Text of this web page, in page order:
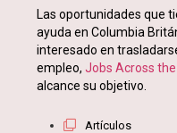
Las oportunidades que
ayuda en Columbia
interesado en
empleo,Jobs Across the
alcance su objetivo.
Artículos